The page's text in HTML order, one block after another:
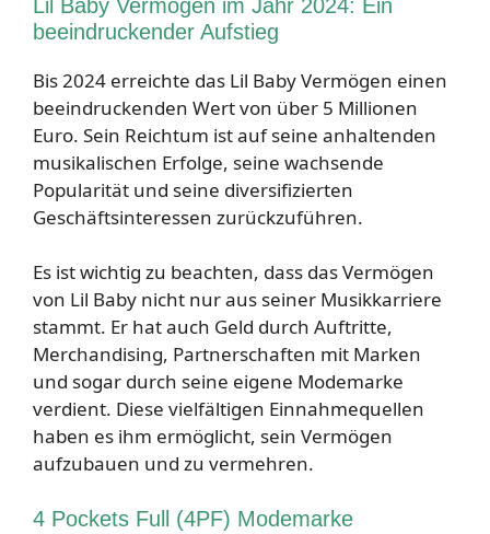
Lil Baby Vermögen im Jahr 2024: Ein
beeindruckender Aufstieg
Bis 2024 erreichte das Lil Baby Vermögen einen
beeindruckenden Wert von über 5 Millionen
Euro. Sein Reichtum ist auf seine anhaltenden
musikalischen Erfolge, seine wachsende
Popularität und seine diversifizierten
Geschäftsinteressen zurückzuführen.
Es ist wichtig zu beachten, dass das Vermögen
von Lil Baby nicht nur aus seiner Musikkarriere
stammt. Er hat auch Geld durch Auftritte,
Merchandising, Partnerschaften mit Marken
und sogar durch seine eigene Modemarke
verdient. Diese vielfältigen Einnahmequellen
haben es ihm ermöglicht, sein Vermögen
aufzubauen und zu vermehren.
4 Pockets Full (4PF) Modemarke